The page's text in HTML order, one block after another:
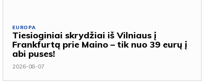
EUROPA
Tiesioginiai skrydžiai iš Vilniaus į
Frankfurtą prie Maino – tik nuo 39 eurų į
abi puses!
2026-08-07